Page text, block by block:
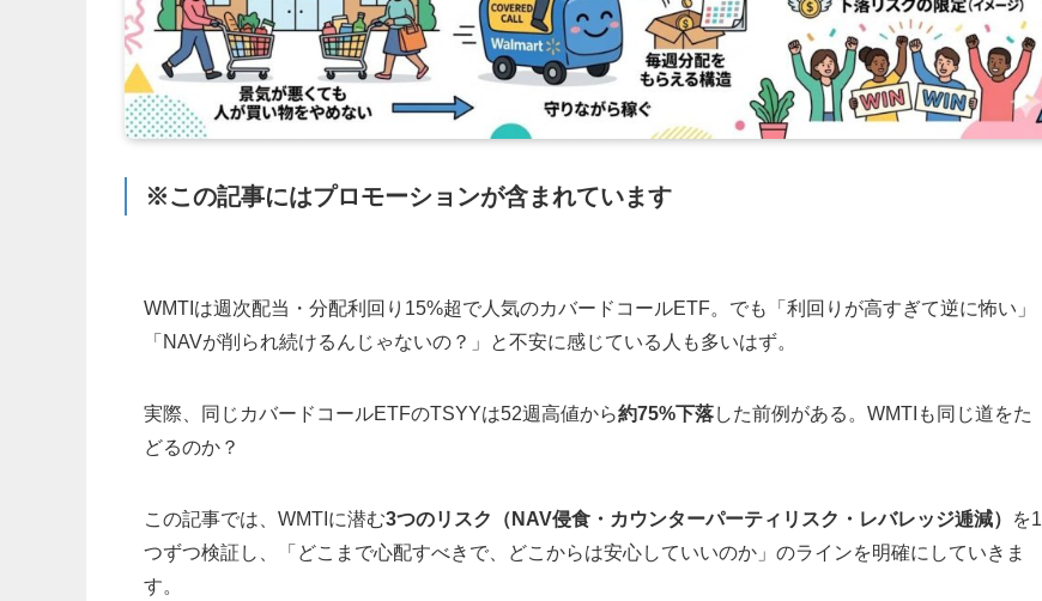
※この記事にはプロモーションが含まれています
WMTIは週次配当・分配利回り15%超で人気のカバードコールETF。でも「利回りが高すぎて逆に怖い」
「NAVが削られ続けるんじゃないの？」と不安に感じている人も多いはず。
実際、同じカバードコールETFのTSYYは52週高値から約75%下落した前例がある。WMTIも同じ道をた
どるのか？
この記事では、WMTIに潜む3つのリスク（NAV侵食・カウンターパーティリスク・レバレッジ逓減）
を1
つずつ検証し、「どこまで心配すべきで、どこからは安心していいのか」のラインを明確にしていきま
す。